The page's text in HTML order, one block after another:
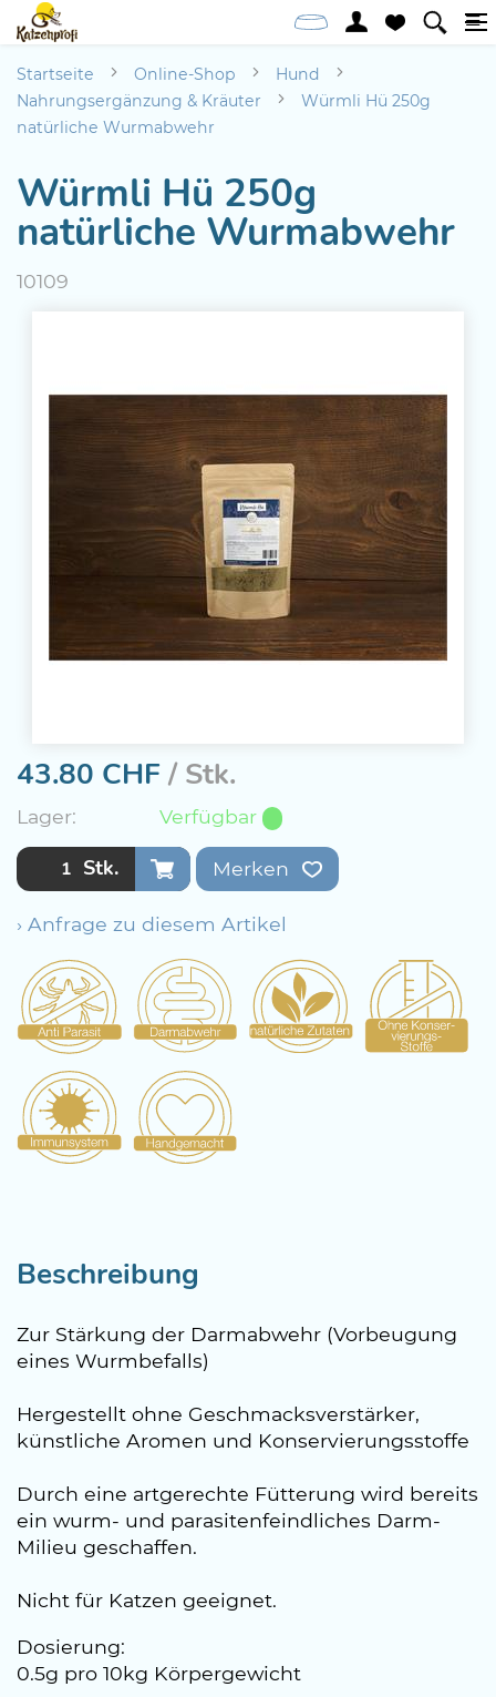
Startseite Online-Shop
Hund
Nahrungsergänzung & Kräuter
Würmli Hü 250g
natürliche Wurmabwehr
Würmli Hü 250g
natürliche Wurmabwehr
10109
43.80 CHF/ Stk.
Lager: Verfügbar
Stk. Merken
› Anfrage zu diesem Artikel
Beschreibung
Zur Stärkung der Darmabwehr (Vorbeugung
eines Wurmbefalls)
Hergestellt ohne Geschmacksverstärker,
künstliche Aromen und Konservierungsstoffe
Durch eine artgerechte Fütterung wird bereits
ein wurm- und parasitenfeindliches Darm-
Milieu geschaffen.
Nicht für Katzen geeignet.
Dosierung:
0.5g pro 10kg Körpergewicht